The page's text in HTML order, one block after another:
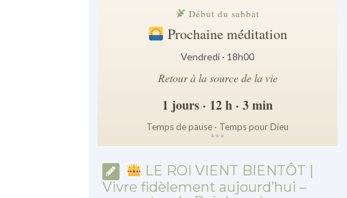
Début du sabbat
Prochaine méditation
Vendredi · 18h00
Retour à la source de la vie
1 jours · 12 h · 3 min
Temps de pause · Temps pour Dieu
***
LE ROI VIENT BIENTÔT |
Vivre fidèlement aujourd’hui –